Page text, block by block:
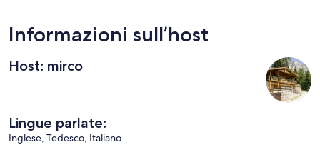
Informazioni sull’host
Host: mirco
Lingue parlate:
Inglese, Tedesco, Italiano